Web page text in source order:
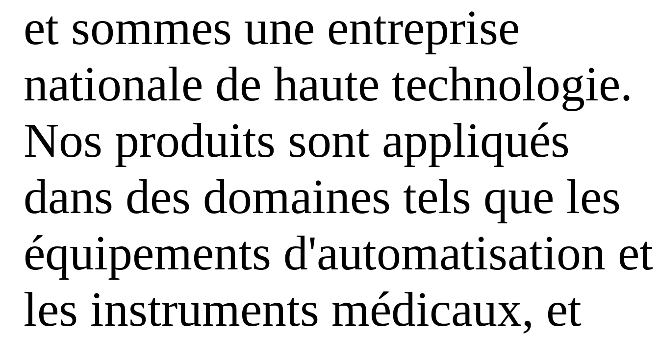
et sommes une entreprise
nationale de haute technologie.
Nos produits sont appliqués
dans des domaines tels que les
équipements d'automatisation et
les instruments médicaux, et